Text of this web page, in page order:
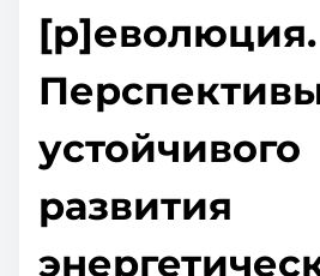
[р]еволюция.
устойчивого
развития